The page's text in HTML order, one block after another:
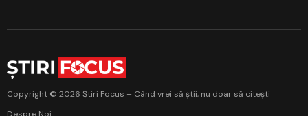
Copyright © 2026 Știri Focus – Când vrei să știi, nu doar să citești
Despre Noi